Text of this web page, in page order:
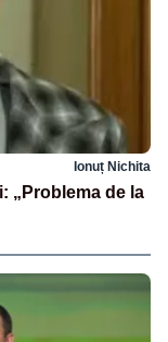
Ionuț Nichita
„Problema de la